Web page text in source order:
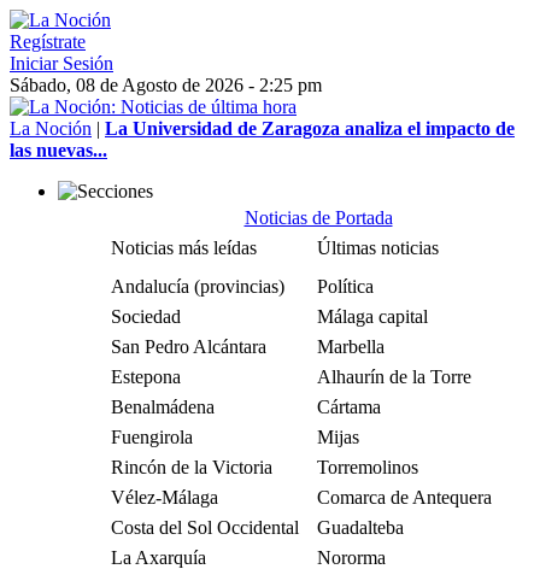
Regístrate
Iniciar Sesión
Sábado, 08 de Agosto de 2026 - 2:25 pm
La Noción | La Universidad de Zaragoza analiza el impacto de
las nuevas...
Noticias de Portada
Noticias más leídas
Últimas noticias
Andalucía (provincias)
Política
Sociedad
Málaga capital
San Pedro Alcántara
Marbella
Estepona
Alhaurín de la Torre
Benalmádena
Cártama
Fuengirola
Mijas
Rincón de la Victoria
Torremolinos
Vélez-Málaga
Comarca de Antequera
Costa del Sol Occidental
Guadalteba
La Axarquía
Nororma